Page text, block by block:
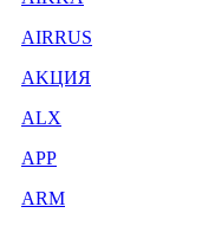
AIRRUS
AKЦИЯ
ALX
APP
ARM